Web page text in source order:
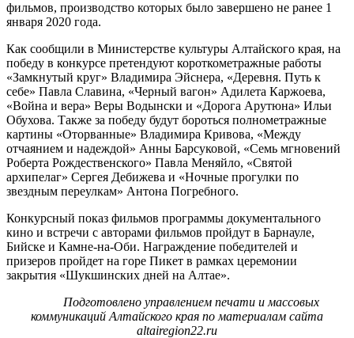
фильмов, производство которых было завершено не ранее 1
января 2020 года.
Как сообщили в Министерстве культуры Алтайского края, на
победу в конкурсе претендуют короткометражные работы
«Замкнутый круг» Владимира Эйснера, «Деревня. Путь к
себе» Павла Славина, «Черный вагон» Адилета Каржоева,
«Война и вера» Веры Водынски и «Дорога Арутюна» Ильи
Обухова. Также за победу будут бороться полнометражные
картины «Оторванные» Владимира Кривова, «Между
отчаянием и надеждой» Анны Барсуковой, «Семь мгновений
Роберта Рождественского» Павла Меняйло, «Святой
архипелаг» Сергея Дебижева и «Ночные прогулки по
звездным переулкам» Антона Погребного.
Конкурсный показ фильмов программы документального
кино и встречи с авторами фильмов пройдут в Барнауле,
Бийске и Камне-на-Оби. Награждение победителей и
призеров пройдет на горе Пикет в рамках церемонии
закрытия «Шукшинских дней на Алтае».
Подготовлено управлением печати и массовых
коммуникаций Алтайского края по материалам сайта
altairegion22.ru